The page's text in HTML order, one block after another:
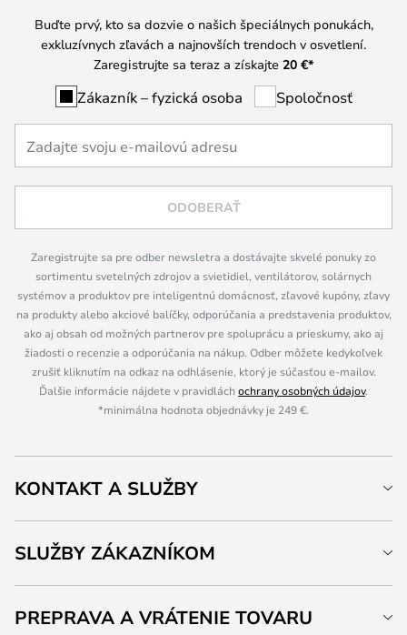
Buďte prvý, kto sa dozvie o našich špeciálnych ponukách,
exkluzívnych zľavách a najnovších trendoch v osvetlení.
Zaregistrujte sa teraz a získajte 20 €*
Zákazník – fyzická osoba Spoločnosť
ODOBERAŤ
Zaregistrujte sa pre odber newsletra a dostávajte skvelé ponuky zo
sortimentu svetelných zdrojov a svietidiel, ventilátorov, solárnych
systémov a produktov pre inteligentnú domácnosť, zľavové kupóny, zľavy
na produkty alebo akciové balíčky, odporúčania a predstavenia produktov,
ako aj obsah od možných partnerov pre spoluprácu a prieskumy, ako aj
žiadosti o recenzie a odporúčania na nákup. Odber môžete kedykoľvek
zrušiť kliknutím na odkaz na odhlásenie, ktorý je súčasťou e-mailov.
Ďalšie informácie nájdete v pravidláchochrany osobných údajov.
*minimálna hodnota objednávky je 249 €.
KONTAKT A SLUŽBY
SLUŽBY ZÁKAZNÍKOM
PREPRAVA A VRÁTENIE TOVARU